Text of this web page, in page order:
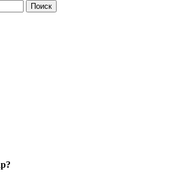
Поиск